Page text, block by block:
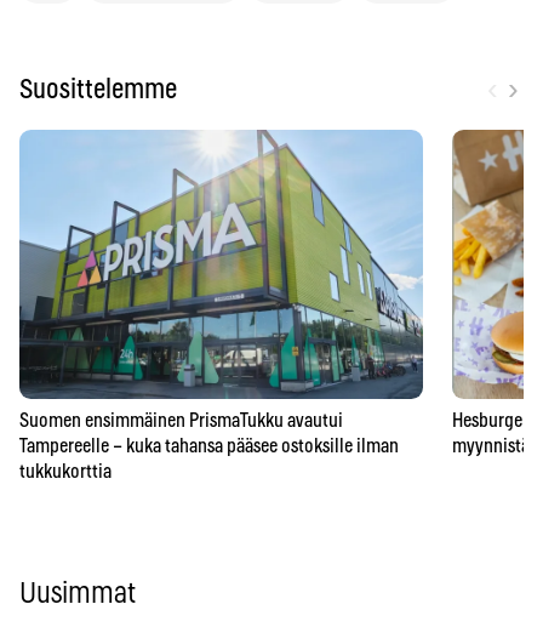
Suosittelemme ›
Suomen ensimmäinen PrismaTukku avautui
Tampereelle – kuka tahansa pääsee ostoksille ilman
tukkukorttia
myynnistä
Uusimmat